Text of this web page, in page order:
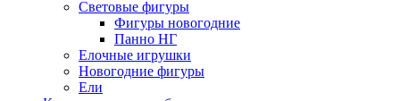
Световые фигуры
Фигуры новогодние
Панно НГ
Елочные игрушки
Новогодние фигуры
Ели